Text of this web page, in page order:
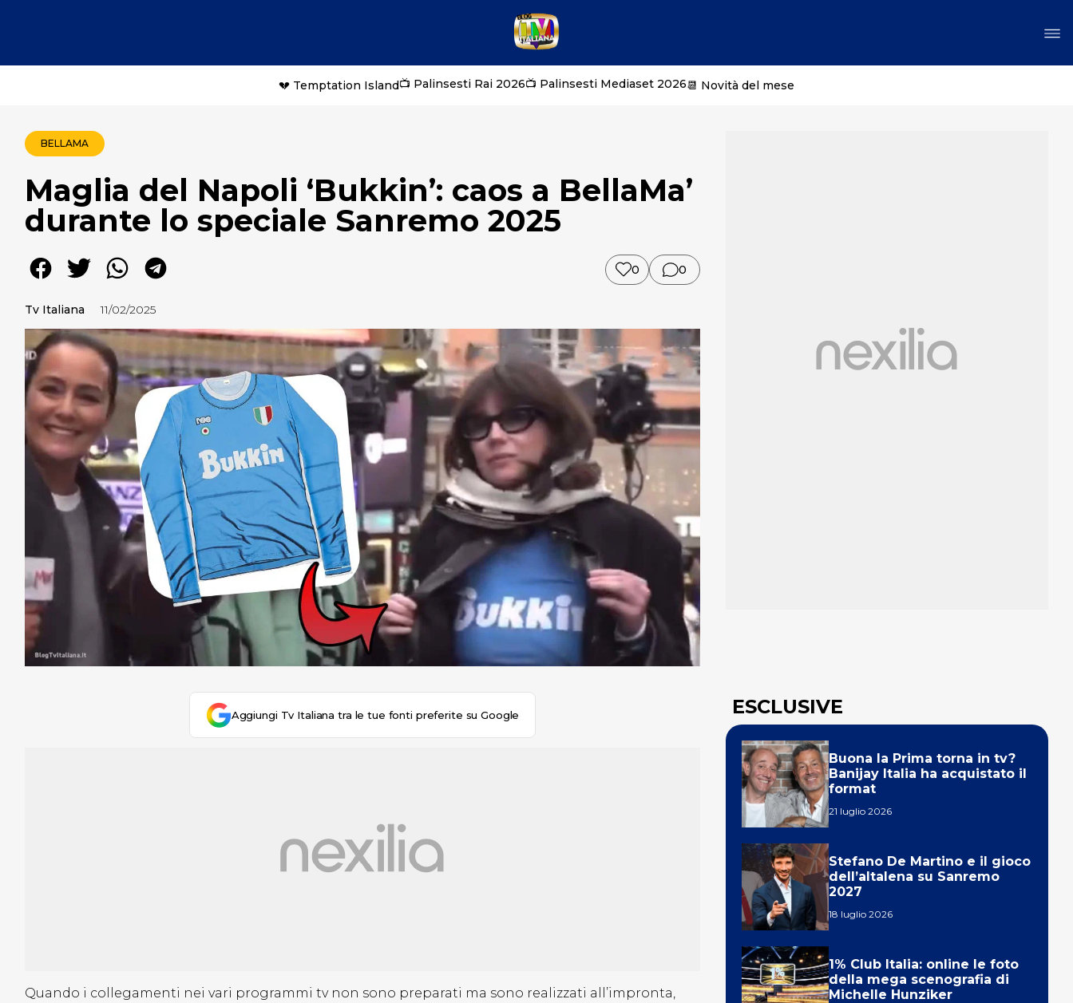
💔 Temptation Island📺 Palinsesti Rai 2026📺 Palinsesti Mediaset 2026📆 Novità del mese
BELLAMA
Maglia del Napoli ‘Bukkin’: caos a BellaMa’
durante lo speciale Sanremo 2025
0 0
Tv Italiana 11/02/2025
Aggiungi Tv Italiana tra le tue fonti preferite su Google
Quando i collegamenti nei vari programmi tv non sono preparati ma sono realizzati all’impronta,
ESCLUSIVE
Buona la Prima torna in tv?
Banijay Italia ha acquistato il
format
21 luglio 2026
Stefano De Martino e il gioco
dell’altalena su Sanremo
2027
18 luglio 2026
1% Club Italia: online le foto
della mega scenografia di
Michelle Hunziker